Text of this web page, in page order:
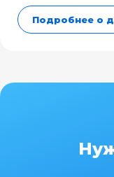
Подробнее о